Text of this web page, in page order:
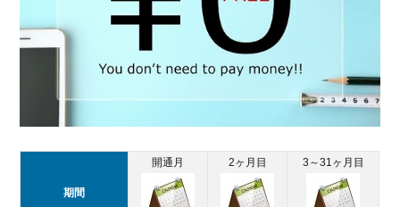
期間
開通月 2ヶ月目 3～31ヶ月目